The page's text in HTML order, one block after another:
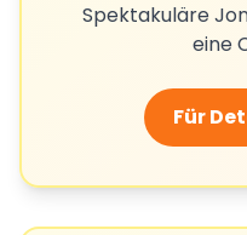
Spektakuläre
eine
Für